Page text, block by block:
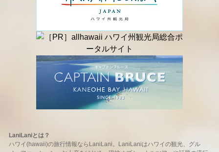
LaniLaniとは？
ハワイ(hawaii)の旅行情報ならLaniLani。LaniLaniはハワイの観光、グル